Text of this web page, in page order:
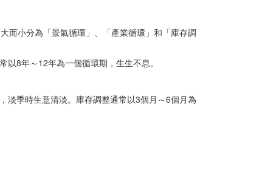
而小分為「景氣循環」、「產業循環」和「庫存調
8年～12年為一個循環期，生生不息。
淡季時生意清淡。庫存調整通常以3個月～6個月為